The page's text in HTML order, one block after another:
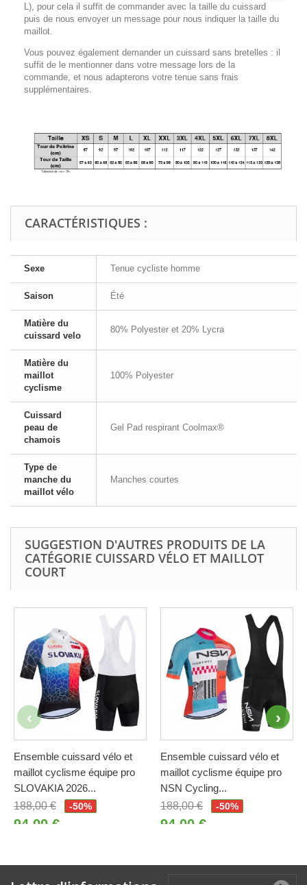
L), pour cela il suffit de commander avec la taille du cuissard
puis de nous envoyer un message pour nous indiquer la taille du
maillot.
Vous pouvez également demander un cuissard sans bretelles : il
suffit de le mentionner dans votre message lors de la
commande, et nous adapterons votre tenue sans frais
supplémentaires.
CARACTÉRISTIQUES :
Sexe Tenue cycliste homme
Saison Été
Matière du
cuissard velo
80% Polyester et 20% Lycra
Matière du
maillot
cyclisme
100% Polyester
Cuissard
peau de
chamois
Gel Pad respirant Coolmax®
Type de
manche du
maillot vélo
Manches courtes
SUGGESTION D'AUTRES PRODUITS DE LA
CATÉGORIE CUISSARD VÉLO ET MAILLOT
COURT
Ensemble cuissard vélo et
maillot cyclisme équipe pro
SLOVAKIA 2026...
188,00 €
-50%
94,00 €
Ensemble cuissard vélo et
maillot cyclisme équipe pro
NSN Cycling...
188,00 €
-50%
94,00 €